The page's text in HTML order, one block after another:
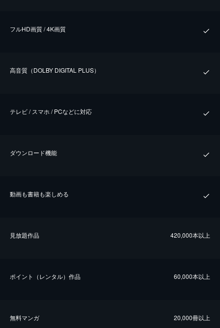
フルHD画質 / 4K画質
⾼⾳質（DOLBY DIGITAL PLUS）
テレビ / スマホ / PCなどに対応
ダウンロード機能
動画も書籍も楽しめる
⾒放題作品 420,000本以上
ポイント（レンタル）作品 60,000本以上
無料マンガ 20,000冊以上